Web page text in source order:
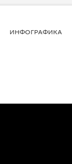
ИНФОГРАФИКА